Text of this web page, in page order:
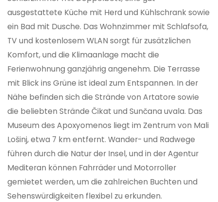
ausgestattete Küche mit Herd und Kühlschrank sowie
ein Bad mit Dusche. Das Wohnzimmer mit Schlafsofa,
TV und kostenlosem WLAN sorgt für zusätzlichen
Komfort, und die Klimaanlage macht die
Ferienwohnung ganzjährig angenehm. Die Terrasse
mit Blick ins Grüne ist ideal zum Entspannen. In der
Nähe befinden sich die Strände von Artatore sowie
die beliebten Strände Čikat und Sunčana uvala. Das
Museum des Apoxyomenos liegt im Zentrum von Mali
Lošinj, etwa 7 km entfernt. Wander- und Radwege
führen durch die Natur der Insel, und in der Agentur
Mediteran können Fahrräder und Motorroller
gemietet werden, um die zahlreichen Buchten und
Sehenswürdigkeiten flexibel zu erkunden.